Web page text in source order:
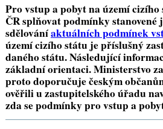
Pro vstup a pobyt na území
ČR splňovat podmínky stanovené
sdělováníaktuálních podmínek
území cizího státu je příslušný
daného státu. Následující
základní orientaci. Ministerstvo
proto doporučuje českým
ověřili u zastupitelského úřadu
zda se podmínky pro vstup a